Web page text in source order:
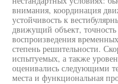
внимания, координация
устойчивость к
движущий объект,
воспроизведения
степень решительности.
испытуемых, а также
оценивались следующими
места и функциональная